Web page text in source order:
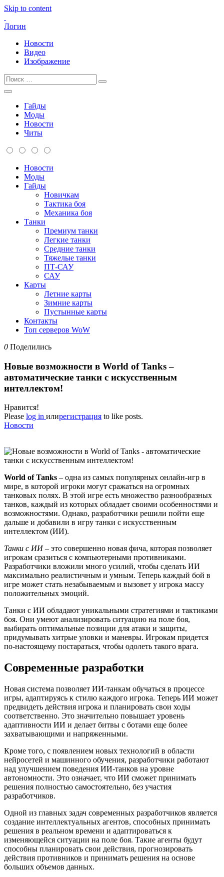
Skip to content
Логин
Новости
Видео
Изображение
Гайды
Моды
Новости
Читы
Новости
Моды
Гайды
Новичкам
Тактика боя
Механика боя
Танки
Премиум танки
Легкие танки
Средние танки
Тяжелые танки
ПТ-САУ
САУ
Карты
Летние карты
Зимние карты
Пустынные карты
Контакты
Топ серверов WoW
0 Поделились
Новые возможности в World of Tanks –
автоматические танки с искусственным
интеллектом!
Нравится!
Please log in илирегистрация to like posts.
Новости
World of Tanks – одна из самых популярных онлайн-игр в
мире, в которой игроки могут сражаться на огромных
танковых полях. В этой игре есть множество разнообразных
танков, каждый из которых обладает своими особенностями и
возможностями. Однако, разработчики решили пойти еще
дальше и добавили в игру танки с искусственным
интеллектом (ИИ).
Танки с ИИ– это совершенно новая фича, которая позволяет
игрокам сразиться с компьютерными противниками.
Разработчики вложили много усилий, чтобы сделать ИИ
максимально реалистичным и умным. Теперь каждый бой в
игре может стать незабываемым и вызовет у игрока массу
положительных эмоций.
Танки с ИИ обладают уникальными стратегиями и тактиками
боя. Они умеют анализировать ситуацию на поле боя,
выбирать оптимальные позиции для атаки и защиты,
придумывать хитрые уловки и маневры. Игрокам придется
по-настоящему постараться, чтобы одолеть такого врага.
Современные разработки
Новая система позволяет ИИ-танкам обучаться в процессе
игры, адаптируясь к стилю каждого игрока. Теперь ИИ может
предвидеть действия игрока и планировать свои ходы
соответственно. Это значительно повышает уровень
адаптивности ИИ и делает битвы с ботами еще более
захватывающими и напряженными.
Кроме того, с появлением новых технологий в области
нейросетей и машинного обучения, разработчики работают
над улучшением поведения ИИ-танков на уровне
автономности. Это означает, что ИИ сможет принимать
решения полностью самостоятельно, без участия
разработчиков.
Одной из главных задач современных разработчиков является
создание интеллектуальных агентов, способных принимать
решения в реальном времени и адаптироваться к
изменяющейся ситуации на поле боя. Такие агенты будут
способны планировать свои действия, прогнозировать
действия противников и принимать решения на основе
больших объемов данных.